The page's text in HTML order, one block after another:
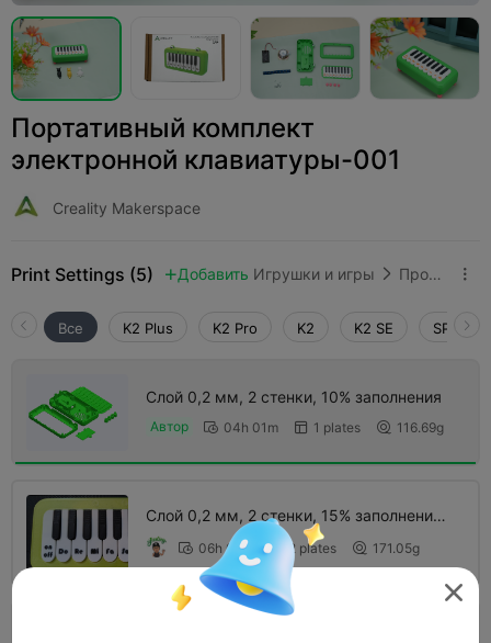
Портативный комплект
электронной клавиатуры-001
Creality Makerspace
Print Settings (5)  Добавить Игрушки и игры  Прочее 
Все K2 Plus K2 Pro K2 K2 SE SPARKX
Слой 0,2 мм, 2 стенки, 10% заполнения
Автор  04h 01m  1 plates  116.69g
Слой 0,2 мм, 2 стенки, 15% заполнения,
заданные цвета
 06h 05m  2 plates  171.05g
